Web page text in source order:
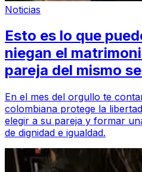
Noticias
Esto es lo que
niegan el
pareja del mismo
En el mes del orgullo te
colombiana protege la
elegir a su pareja y formar
de dignidad e igualdad.